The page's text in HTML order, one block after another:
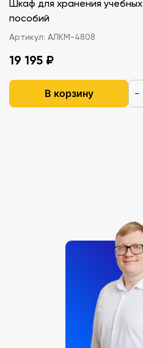
Шкаф для хранения учебных
пособий
Артикул: АЛКМ-4808
19 195 ₽
В корзину −